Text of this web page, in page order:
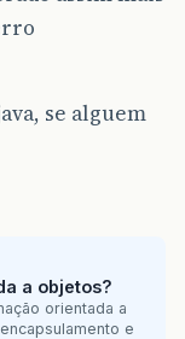
se alguem
a objetos?
orientada a
e